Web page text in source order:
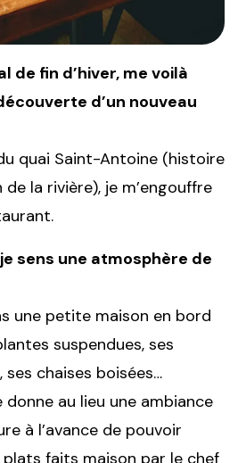
de fin d’hiver, me voilà
d’un nouveau
quai Saint-Antoine (histoire
de la rivière), je m’engouffre
sens une atmosphère de
une petite maison en bord
suspendues, ses
chaises boisées…
au lieu une ambiance
à l’avance de pouvoir
faits maison par le chef